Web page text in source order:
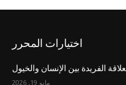
اختيارات المحرر
الفريدة بين الإنسان والخيول
مايو 19, 2026